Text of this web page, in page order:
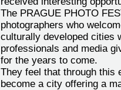
The PRAGUE PHOTO
photographers who
culturally developed cities
professionals and media
for the years to come.
They feel that through this
become a city offering a